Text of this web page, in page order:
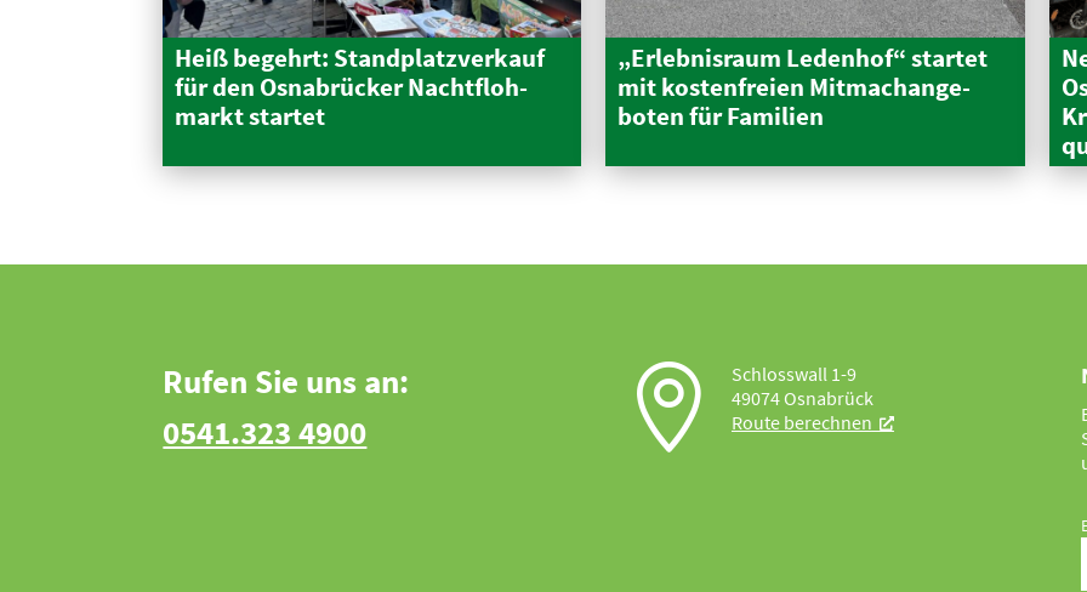
Heiß begehrt: Stand­platz­verkauf
für den Osnabrücker Nacht­floh­
markt startet
„Erleb­nisraum Ledenhof“ startet
mit kosten­freien Mitma­ch­an­ge­
boten für Familien
Rufen Sie uns an:
0541.323 4900

Schlosswall 1-9
49074 Osnabrück
Route berechnen